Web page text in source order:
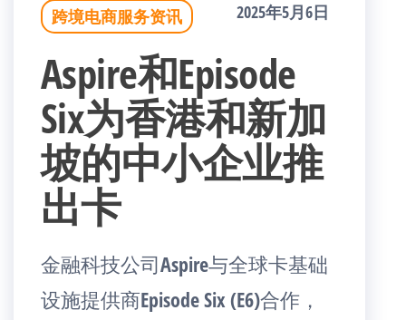
跨境电商服务资讯 2025年5月6日
Aspire和Episode
Six为香港和新加
坡的中小企业推
出卡
金融科技公司Aspire与全球卡基础
设施提供商Episode Six (E6)合作，